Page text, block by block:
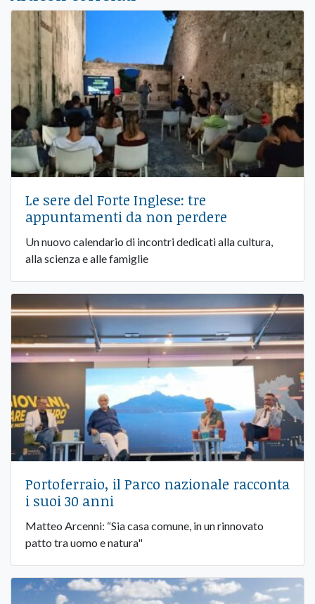
Le sere del Forte Inglese: tre
appuntamenti da non perdere
Un nuovo calendario di incontri dedicati alla cultura,
alla scienza e alle famiglie
Portoferraio, il Parco nazionale racconta
i suoi 30 anni
Matteo Arcenni: “Sia casa comune, in un rinnovato
patto tra uomo e natura"